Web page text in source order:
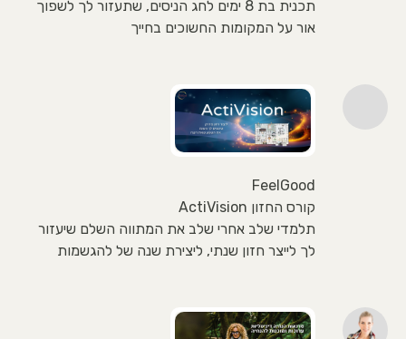
תכנית בת 8 ימים לחג הניסים, שתעזור לך לשפוך
אור על המקומות החשוכים בחייך
FeelGood
קורס החזון ActiVision
תלמדי שלב אחרי שלב את המתווה השלם שיעזור
לך לייצר חזון שנתי, ליצירת שנה של להגשמות